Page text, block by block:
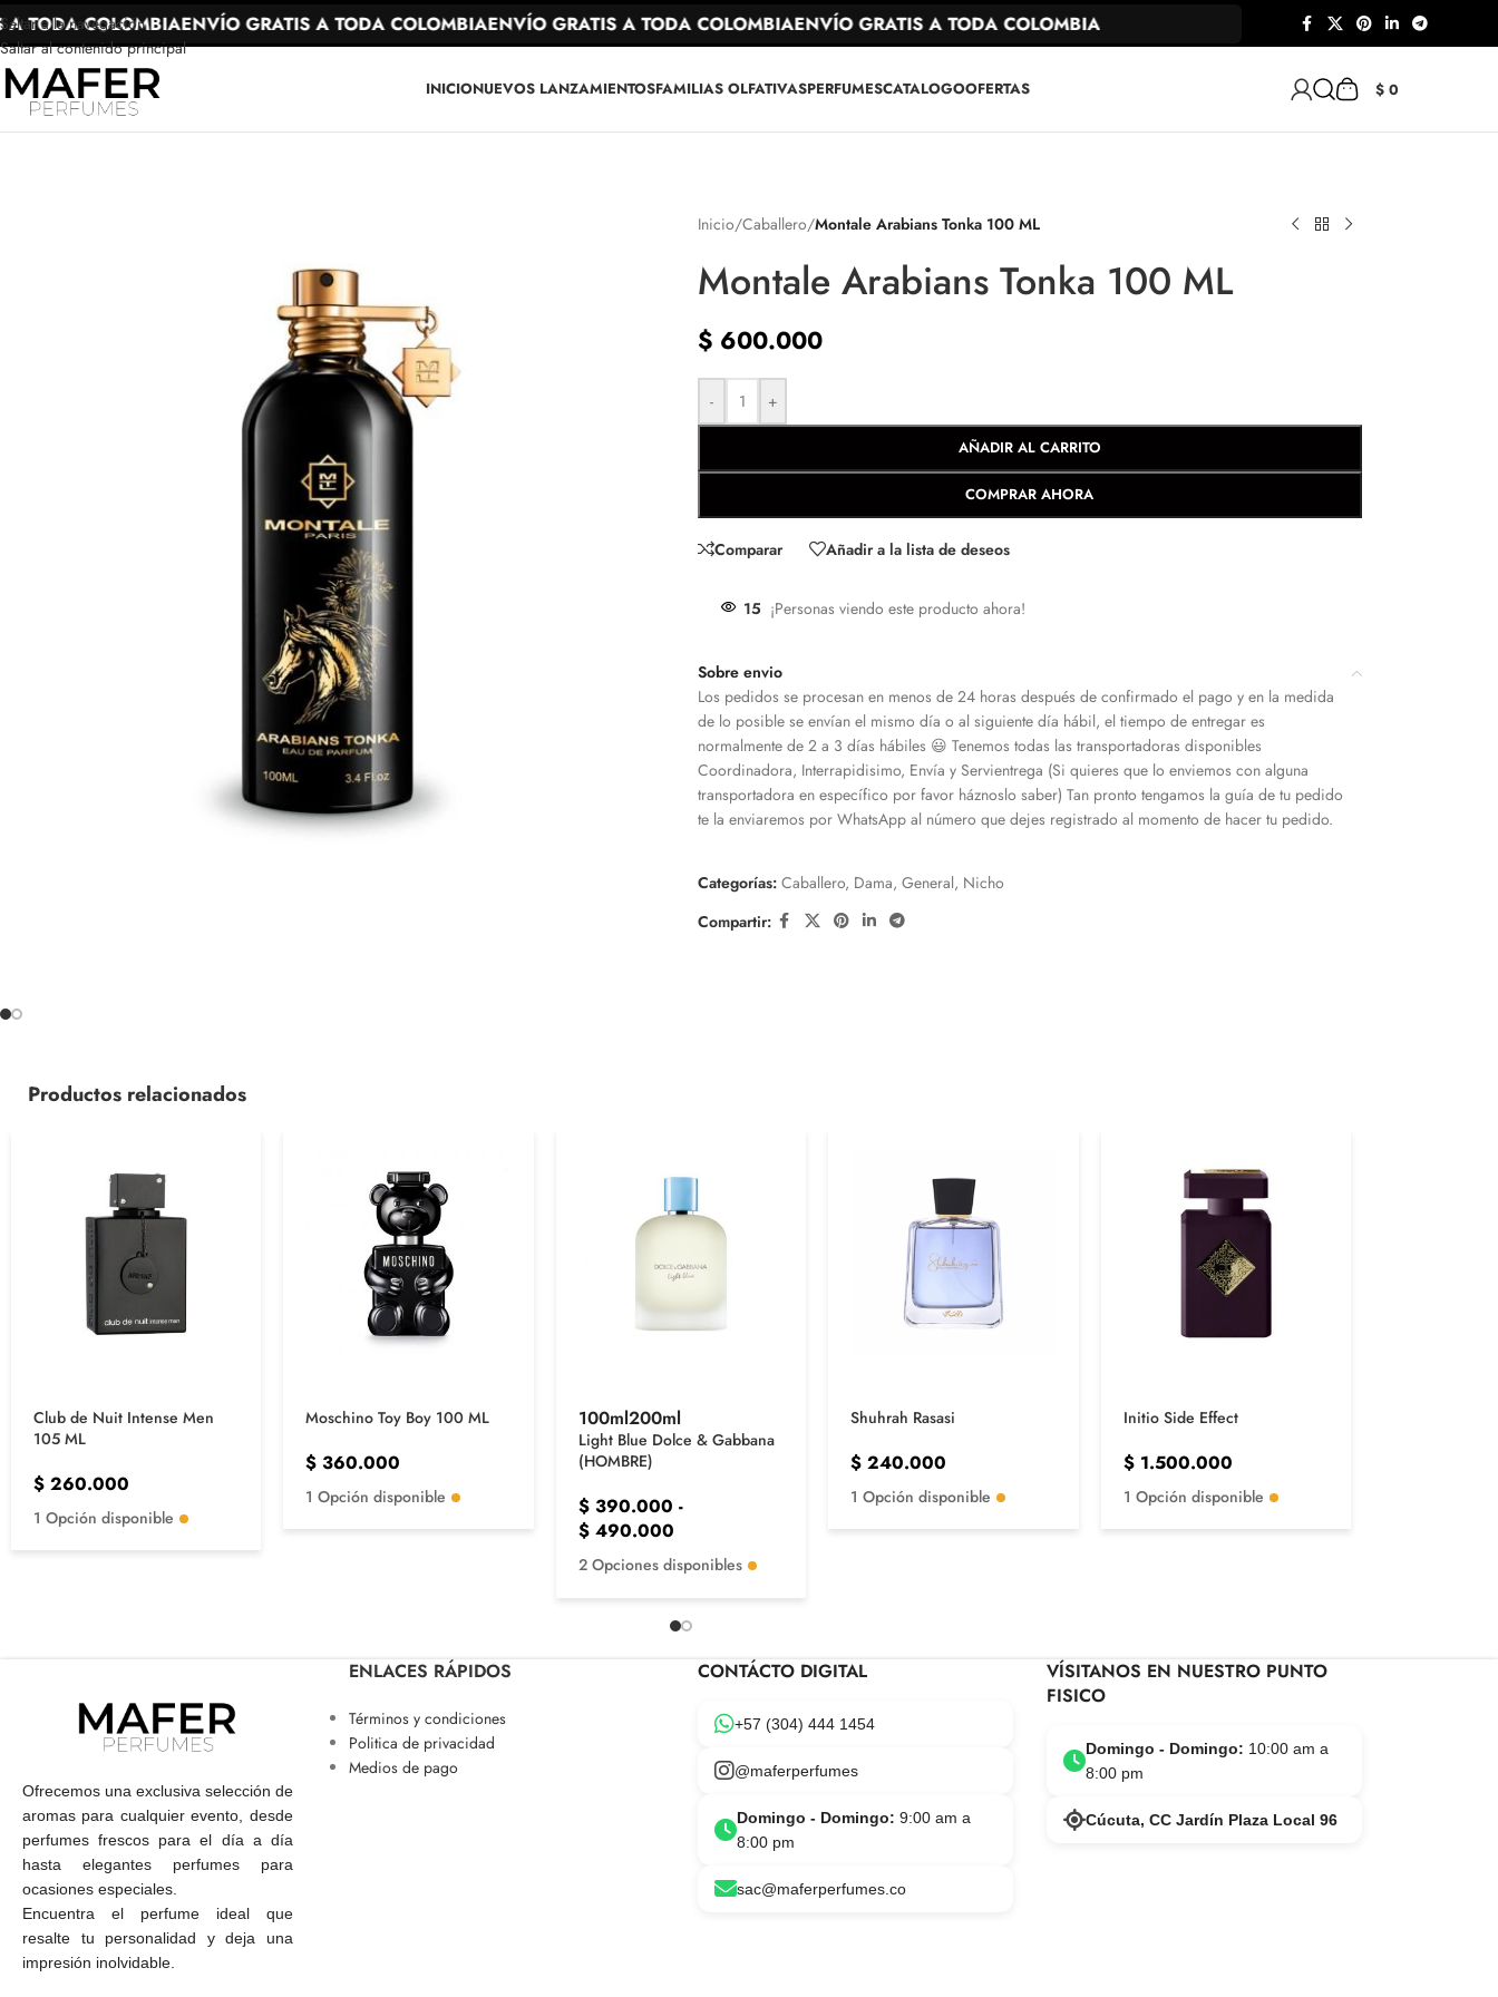
Saltar a la navegación
Saltar al contenido principal
COLOMBIAENVÍO GRATIS A TODA COLOMBIAENVÍO GRATIS A TODA COLOMBIAENVÍO GRATIS A TODA COLOMBIA
INICIONUEVOS LANZAMIENTOSFAMILIAS OLFATIVASPERFUMESCATALOGOOFERTAS $0
Inicio/Caballero/Montale Arabians Tonka 100 ML
Montale Arabians Tonka 100 ML
$600.000
- +
AÑADIR AL CARRITO
COMPRAR AHORA
Comparar Añadir a la lista de deseos
15 ¡Personas viendo este producto ahora!
Sobre envio
Los pedidos se procesan en menos de 24 horas después de confirmado el pago y en la medida
de lo posible se envían el mismo día o al siguiente día hábil, el tiempo de entregar es
normalmente de 2 a 3 días hábiles 😃 Tenemos todas las transportadoras disponibles
Coordinadora, Interrapidisimo, Envía y Servientrega (Si quieres que lo enviemos con alguna
transportadora en específico por favor háznoslo saber) Tan pronto tengamos la guía de tu pedido
te la enviaremos por WhatsApp al número que dejes registrado al momento de hacer tu pedido.
Categorías: Caballero, Dama, General, Nicho
Compartir:
Productos relacionados
Club de Nuit Intense Men
105 ML
$ 260.000
1 Opción disponible
Moschino Toy Boy 100 ML
$ 360.000
1 Opción disponible
100ml200ml
Light Blue Dolce & Gabbana
(HOMBRE)
$390.000 -
$490.000
2 Opciones disponibles
Shuhrah Rasasi
$ 240.000
1 Opción disponible
Initio Side Effect
$1.500.000
1 Opción disponible
Ofrecemos una exclusiva selección de
aromas para cualquier evento, desde
perfumes frescos para el día a día
hasta elegantes perfumes para
ocasiones especiales.
Encuentra el perfume ideal que
resalte tu personalidad y deja una
impresión inolvidable.
ENLACES RÁPIDOS
Términos y condiciones
Politica de privacidad
Medios de pago
CONTÁCTO DIGITAL
+57 (304) 444 1454
@maferperfumes
Domingo - Domingo: 9:00 am a
8:00 pm
sac@maferperfumes.co
VÍSITANOS EN NUESTRO PUNTO
FISICO
Domingo - Domingo: 10:00 am a
8:00 pm
Cúcuta, CC Jardín Plaza Local 96